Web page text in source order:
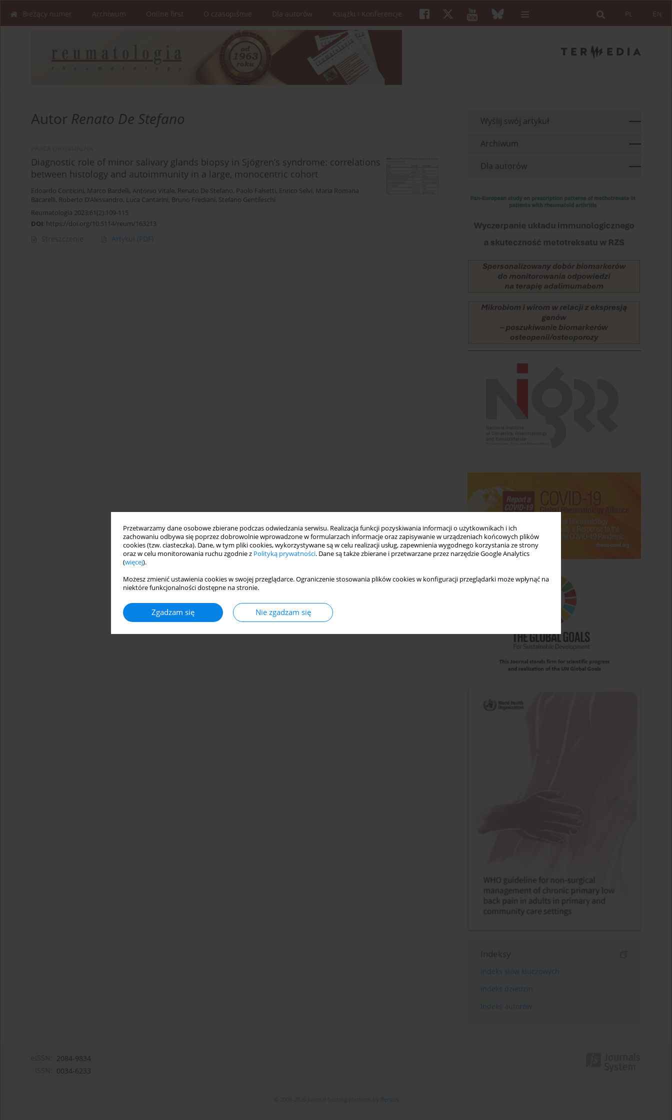
Przetwarzamy dane osobowe zbierane podczas odwiedzania serwisu. Realizacja funkcji pozyskiwania informacji o użytkownikach i ich
zachowaniu odbywa się poprzez dobrowolnie wprowadzone w formularzach informacje oraz zapisywanie w urządzeniach końcowych plików
cookies (tzw. ciasteczka). Dane, w tym pliki cookies, wykorzystywane są w celu realizacji usług, zapewnienia wygodnego korzystania ze strony
oraz w celu monitorowania ruchu zgodnie z Polityką prywatności. Dane są także zbierane i przetwarzane przez narzędzie Google Analytics
(więcej).
Możesz zmienić ustawienia cookies w swojej przeglądarce. Ograniczenie stosowania plików cookies w konfiguracji przeglądarki może wpłynąć na
niektóre funkcjonalności dostępne na stronie.
Zgadzam się Nie zgadzam się
EN
PL
Bieżący numer Archiwum Online first O czasopiśmie Dla autorów Książki i Konferencje
Autor Renato De Stefano
Diagnostic role of minor salivary glands biopsy in Sjögren’s syndrome: correlations
between histology and autoimmunity in a large, monocentric cohort
Edoardo Conticini, Marco Bardelli, Antonio Vitale, Renato De Stefano, Paolo Falsetti, Enrico Selvi, Maria Romana
Bacarelli, Roberto D’Alessandro, Luca Cantarini, Bruno Frediani, Stefano Gentileschi
Reumatologia 2023;61(2):109-115
DOI: https://doi.org/10.5114/reum/163213
Streszczenie Artykuł (PDF)
Wyślij swój artykuł
Archiwum
Dla autorów
Indeksy
Indeks słów kluczowych
Indeks dziedzin
Indeks autorów
2084-9834
0034-6233
Bentus